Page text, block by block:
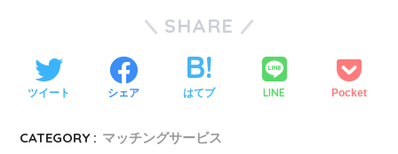
SHARE
ツイート シェア はてブ LINE Pocket
CATEGORY : マッチングサービス